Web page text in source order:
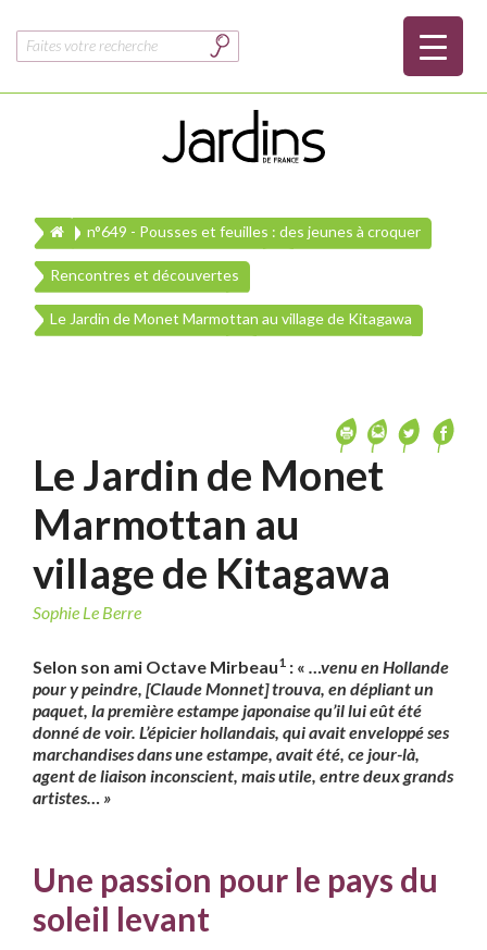
Rechercher :
n°649 - Pousses et feuilles : des jeunes à croquer
Rencontres et découvertes
Le Jardin de Monet Marmottan au village de Kitagawa
Le Jardin de Monet
Marmottan au
village de Kitagawa
Sophie Le Berre
Selon son ami Octave Mirbeau1 : « …venu en Hollande
pour y peindre, [Claude Monnet] trouva, en dépliant un
paquet, la première estampe japonaise qu’il lui eût été
donné de voir. L’épicier hollandais, qui avait enveloppéses
marchandises dans une estampe, avait été, cejour-là,
agent de liaison inconscient, mais utile, entre deuxgrands
artistes… »
Une passion pour le pays du
soleil levant